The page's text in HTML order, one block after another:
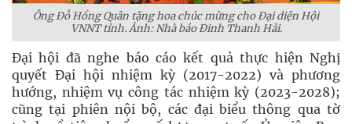
Ông Đỗ Hồng Quân tặng hoa chúc mừng cho Đại diện Hội
VNNT tỉnh. Ảnh: Nhà báo Đinh Thanh Hải.
Đại hội đã nghe báo cáo kết quả thực hiện Nghị
quyết Đại hội nhiệm kỳ (2017-2022) và phương
hướng, nhiệm vụ công tác nhiệm kỳ (2023-2028);
cũng tại phiên nội bộ, các đại biểu thông qua tờ